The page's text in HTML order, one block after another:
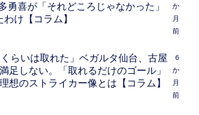
勇喜が「それどころじゃなかった」
け【コラム】
か
月
前
くらいは取れた」ベガルタ仙台、古屋
足しない。「取れるだけのゴール」
想のストライカー像とは【コラム】
6
か
月
前